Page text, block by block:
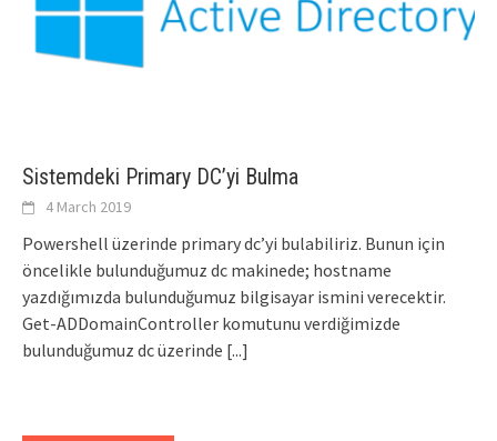
Sistemdeki Primary DC’yi Bulma
4 March 2019
Powershell üzerinde primary dc’yi bulabiliriz. Bunun için
öncelikle bulunduğumuz dc makinede; hostname
yazdığımızda bulunduğumuz bilgisayar ismini verecektir.
Get-ADDomainController komutunu verdiğimizde
bulunduğumuz dc üzerinde [...]